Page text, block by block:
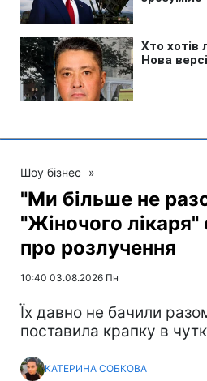
Шоу бізнес »
"Ми більше не
"Жіночого лікаря"
про розлучення
10:40 03.08.2026 Пн
Їх давно не бачили
поставила крапку в
КАТЕРИНА СОБКОВА